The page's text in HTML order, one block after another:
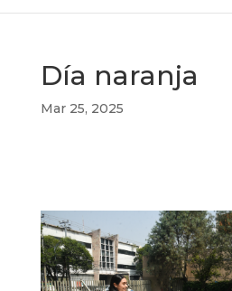
Día naranja
Mar 25, 2025